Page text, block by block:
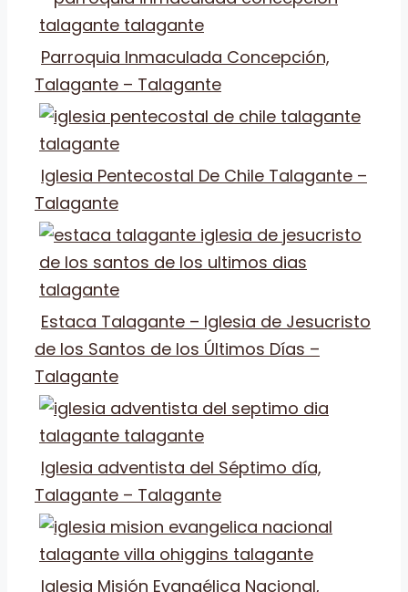
Parroquia Inmaculada Concepción,
Talagante – Talagante
Iglesia Pentecostal De Chile Talagante –
Talagante
Estaca Talagante – Iglesia de Jesucristo
de los Santos de los Últimos Días –
Talagante
Iglesia adventista del Séptimo día,
Talagante – Talagante
Iglesia Misión Evangélica Nacional,